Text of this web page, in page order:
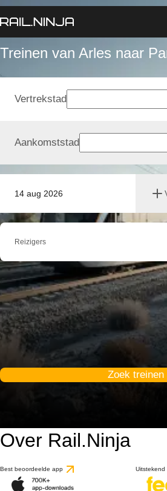
Treinen van Arles naar
14 aug 2026
Vertrekstad
Aankomststad
Reizigers
Zoek treinen
Over Rail.Ninja
Best beoordeelde app Uitstekend